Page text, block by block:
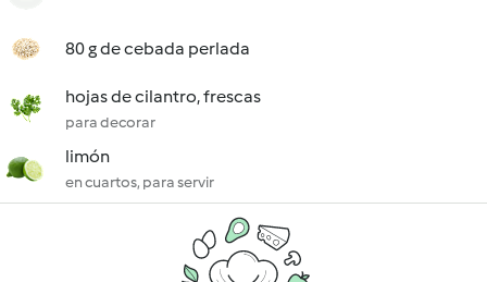
80 g de cebada perlada
hojas de cilantro, frescas
para decorar
limón
en cuartos, para servir